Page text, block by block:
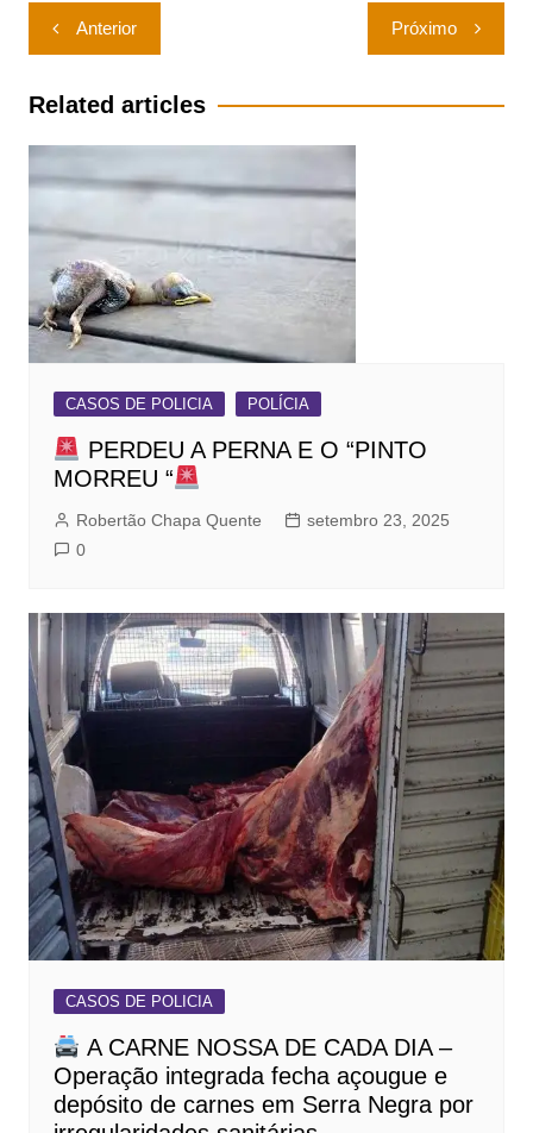
Navegação
de
Post
Anterior Próximo
Related articles
CASOS DE POLICIA POLÍCIA
PERDEU A PERNA E O “PINTO
MORREU “
Robertão Chapa Quente
setembro 23, 2025
0
CASOS DE POLICIA
A CARNE NOSSA DE CADA DIA –
Operação integrada fecha açougue e
depósito de carnes em Serra Negra por